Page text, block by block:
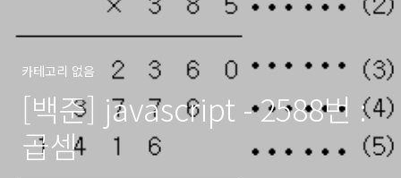
카테고리 없음
[백준] javascript - 2588번 :
곱셈